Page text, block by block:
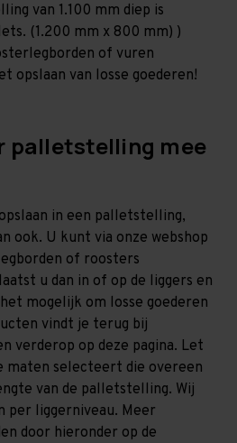
van 1.100 mm diep is
(1.200 mm x 800 mm) )
of vuren
opslaan van losse goederen!
palletstelling mee
in een palletstelling,
ook. U kunt via onze webshop
of roosters
u dan in of op de liggers en
mogelijk om losse goederen
vindt je terug bij
verderop op deze pagina. Let
maten selecteert die overeen
van de palletstelling. Wij
per liggerniveau. Meer
door hieronder op de